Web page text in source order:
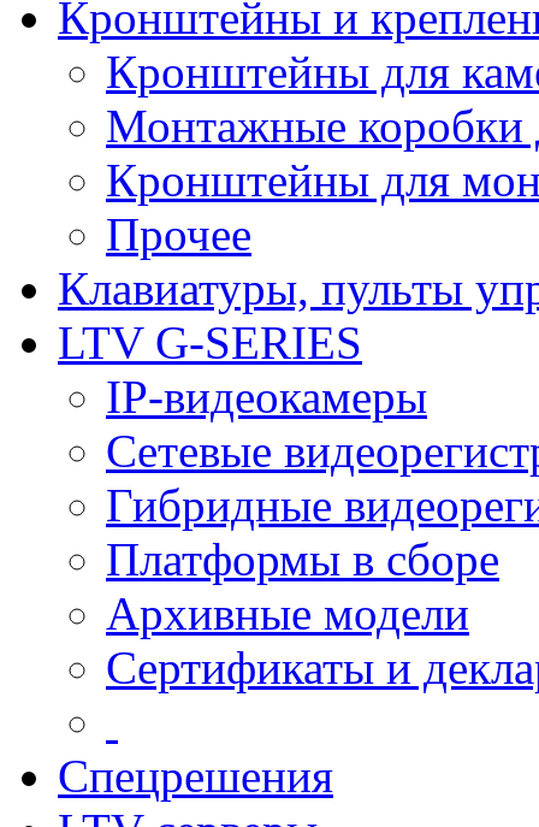
Кронштейны и
Кронштейны для
Монтажные коробки
Кронштейны для
Прочее
Клавиатуры, пульты
LTV G-SERIES
IP-видеокамеры
Сетевые
Гибридные
Платформы в сборе
Архивные модели
Сертификаты и
Спецрешения